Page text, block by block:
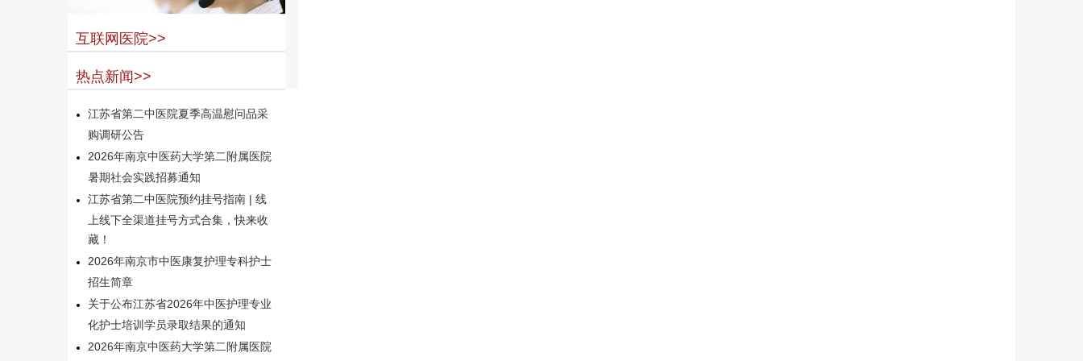
互联网医院>>
热点新闻>>
江苏省第二中医院夏季高温慰问品采
购调研公告
2026年南京中医药大学第二附属医院
暑期社会实践招募通知
江苏省第二中医院预约挂号指南 | 线
上线下全渠道挂号方式合集，快来收
藏！
2026年南京市中医康复护理专科护士
招生简章
关于公布江苏省2026年中医护理专业
化护士培训学员录取结果的通知
2026年南京中医药大学第二附属医院